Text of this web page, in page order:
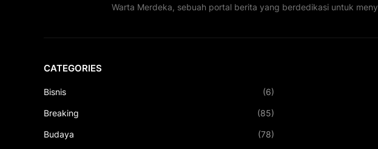
Warta Merdeka, sebuah portal berita yang berdedikasi untuk
CATEGORIES
Bisnis (6)
Breaking (85)
Budaya (78)